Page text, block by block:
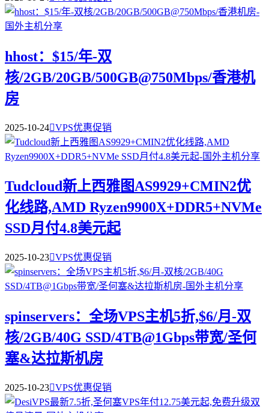
hhost：$15/年-双
核/2GB/20GB/500GB@750Mbps/香港机
房
2025-10-24VPS优惠促销
Tudcloud新上西雅图AS9929+CMIN2优
化线路,AMD Ryzen9900X+DDR5+NVMe
SSD月付4.8美元起
2025-10-23VPS优惠促销
spinservers：全场VPS主机5折,$6/月-双
核/2GB/40G SSD/4TB@1Gbps带宽/圣何
塞&达拉斯机房
2025-10-23VPS优惠促销